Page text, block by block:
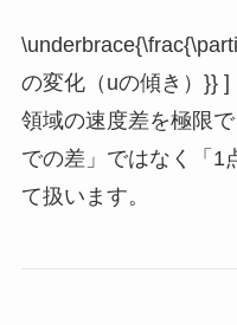
の変化（uの傾き）}}
領域の速度差を極限
での差」ではなく「1
て扱います。